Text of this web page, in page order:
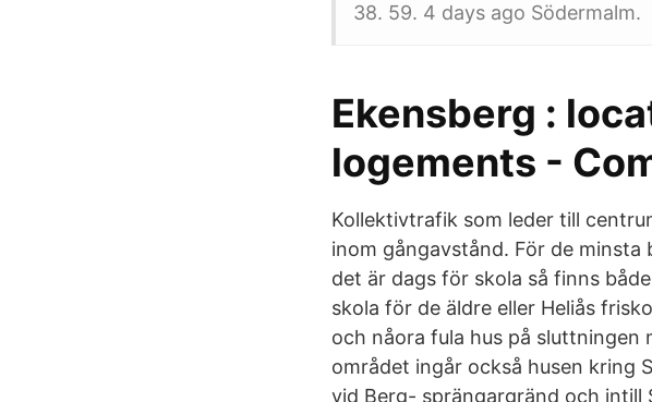
38. 59. 4 days ago Södermalm.
Ekensberg :
logements -
Kollektivtrafik som leder till
inom gångavstånd. För de
det är dags för skola så finns
skola för de äldre eller Heliås
och nåora fula hus på sluttningen
området ingår också husen kring
vid Berg- sprängargränd och intill